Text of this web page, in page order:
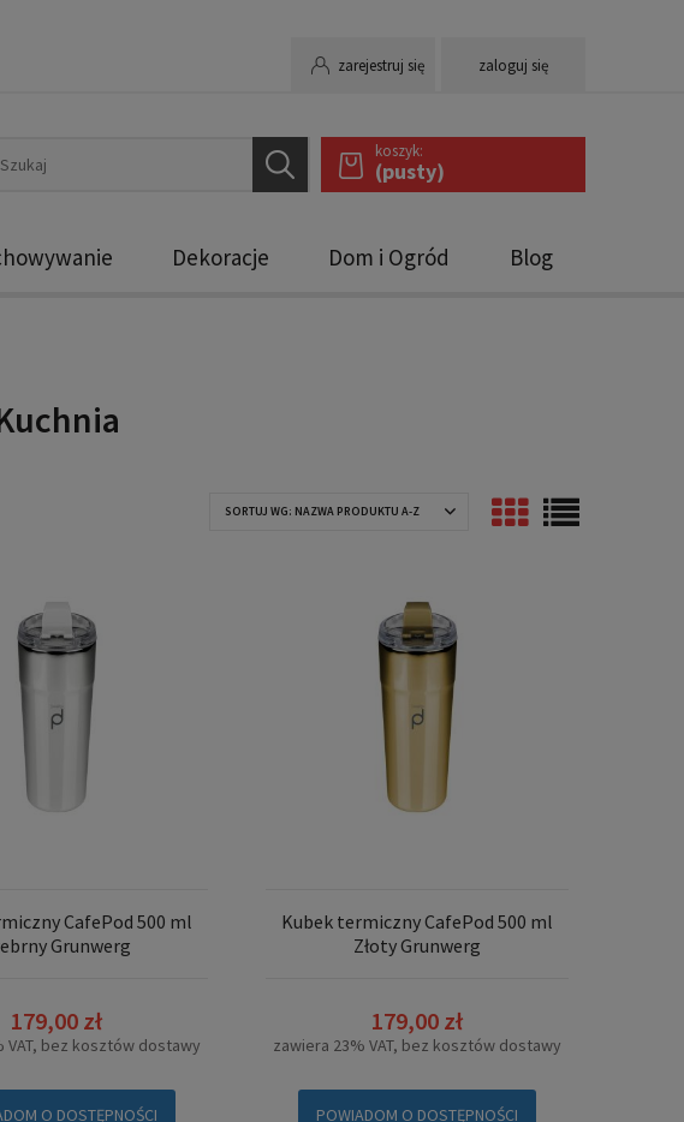
zarejestruj się zaloguj się
koszyk:
(pusty)
Dekoracje Dom i Ogród Blog
SORTUJ WG: NAZWA PRODUKTU A-Z
CafePod 500 ml
Grunwerg
179,00 zł
VAT, bez kosztów dostawy
O DOSTĘPNOŚCI
Kubek termiczny CafePod 500 ml
Złoty Grunwerg
179,00 zł
zawiera 23% VAT, bez kosztów dostawy
POWIADOM O DOSTĘPNOŚCI